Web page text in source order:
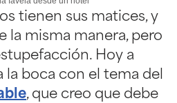
tienen sus matices, y
la misma manera, pero
Hoy a
la boca con el tema del
, que creo que debe